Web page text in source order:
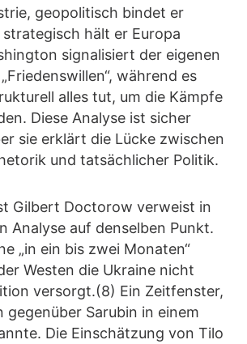
geopolitisch bindet er
strategisch hält er Europa
signalisiert der eigenen
während es
alles tut, um die Kämpfe
Diese Analyse ist sicher
sie erklärt die Lücke zwischen
und tatsächlicher Politik.
Gilbert Doctorow verweist in
Analyse auf denselben Punkt.
„in ein bis zwei Monaten“
Westen die Ukraine nicht
versorgt.(8) Ein Zeitfenster,
gegenüber Sarubin in einem
Die Einschätzung von Tilo